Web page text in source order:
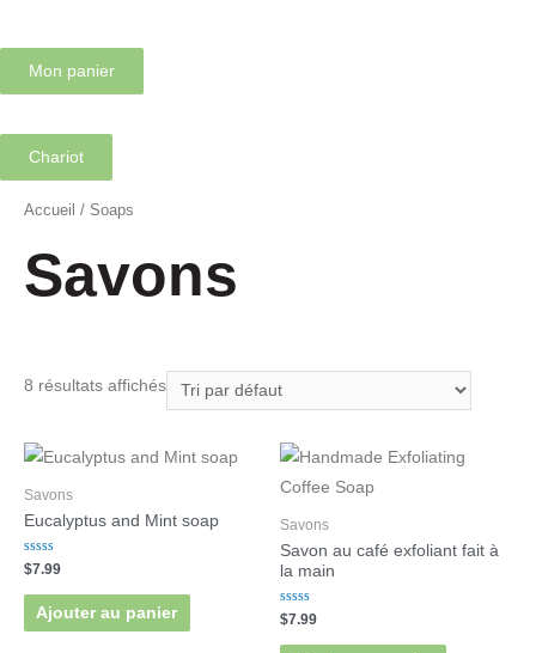
au
contenu
Menu
Mon panier
Menu
Chariot
Accueil / Soaps
Savons
8 résultats affichés
Savons
Eucalyptus and Mint soap
Note
0
sur
$7.99
Ajouter au panier
Savons
Savon au café exfoliant fait à
la main
Note
0
sur
$7.99